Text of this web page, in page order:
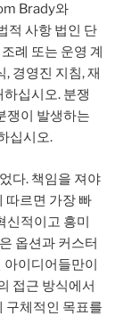
Brady와
적 사항 법인 단
례 또는 운영 계
경영진 지침, 재
십시오. 분쟁
쟁이 발생하는
십시오.
다. 책임을 져야
따르면 가장 빠
신적이고 흥미
옵션과 커스터
아이디어들만이
접근 방식에서
구체적인 목표를